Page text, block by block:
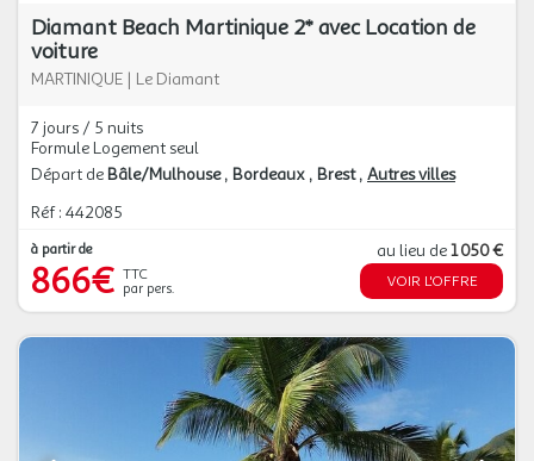
Diamant Beach Martinique 2* avec Location de
voiture
MARTINIQUE | Le Diamant
7 jours / 5 nuits
Formule Logement seul
Départ de Bâle/Mulhouse Bordeaux Brest Autres villes
Réf : 442085
à partir de
866€ TTC
par pers.
au lieu de1 050 €
VOIR L'OFFRE